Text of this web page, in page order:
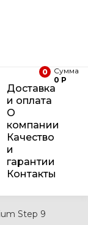
0
Сумма
0 Р
Доставка
и оплата
О
компании
Качество
и
гарантии
Контакты
Step 9